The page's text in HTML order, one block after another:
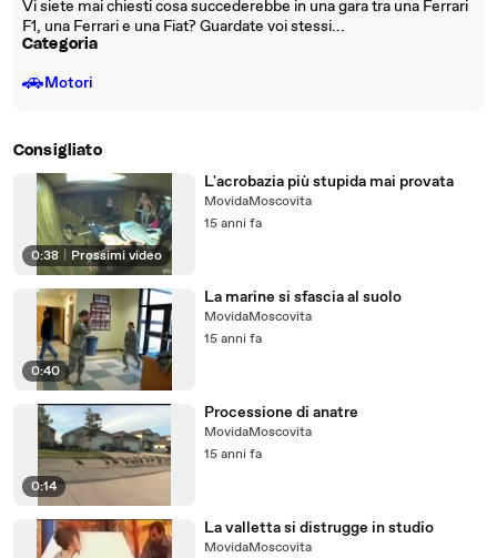
Vi siete mai chiesti cosa succederebbe in una gara tra una Ferrari
F1, una Ferrari e una Fiat? Guardate voi stessi...
Categoria
🚗Motori
Consigliato
0:38 Prossimi video
L'acrobazia più stupida mai provata
MovidaMoscovita
15 anni fa
0:40
La marine si sfascia al suolo
MovidaMoscovita
15 anni fa
0:14
Processione di anatre
MovidaMoscovita
15 anni fa
La valletta si distrugge in studio
MovidaMoscovita